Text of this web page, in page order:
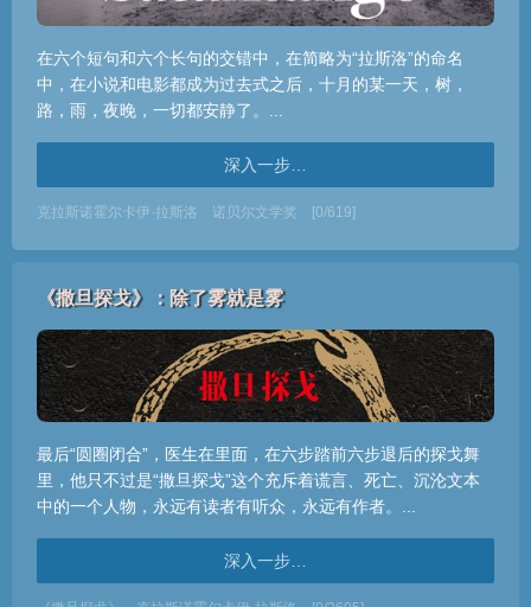
在六个短句和六个长句的交错中，在简略为“拉斯洛”的命名
中，在小说和电影都成为过去式之后，十月的某一天，树，
路，雨，夜晚，一切都安静了。...
深入一步…
克拉斯诺霍尔卡伊·拉斯洛 诺贝尔文学奖 [0/619]
《撒旦探戈》：除了雾就是雾
最后“圆圈闭合”，医生在里面，在六步踏前六步退后的探戈舞
里，他只不过是“撒旦探戈”这个充斥着谎言、死亡、沉沦文本
中的一个人物，永远有读者有听众，永远有作者。...
深入一步…